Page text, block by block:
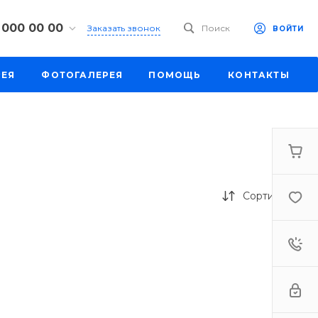
000 00 00
ул. Труда,
Заказать звонок Поиск ВОЙТИ
ФОТОГАЛЕРЕЯ ПОМОЩЬ КОНТАКТЫ
Сортировка